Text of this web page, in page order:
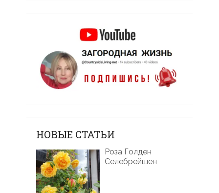
НОВЫЕ СТАТЬИ
Роза Голден
Селебрейшен